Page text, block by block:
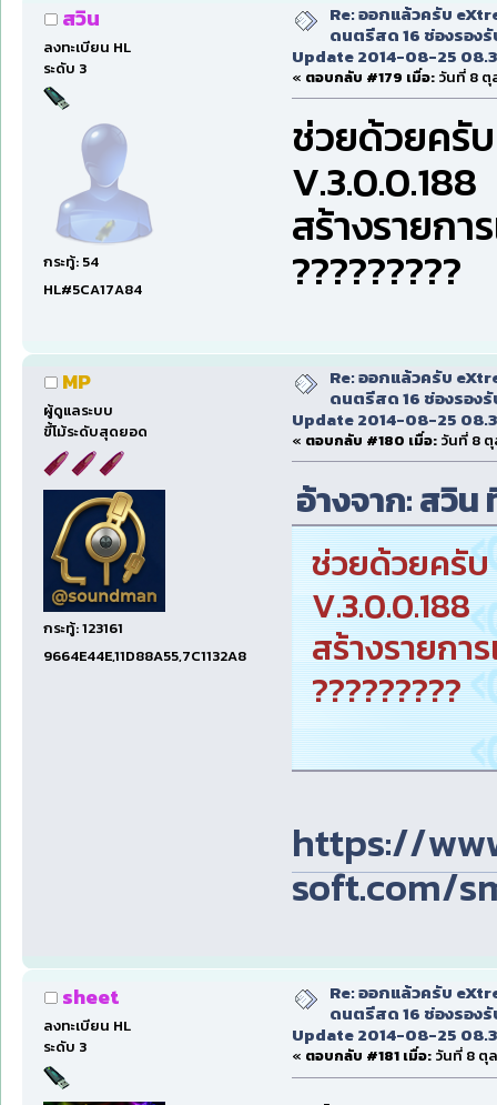
สวิน
ลงทะเบียน HL
ระดับ 3
กระทู้: 54
HL#5CA17A84
Re: ออกแล้วครับ
ดนตรีสด 16 ช่องรอง
Update 2014-08-25
« ตอบกลับ #179 เมื่อ: วันที่ 8 ตุ
ช่วยด้วยครั
V.3.0.0.188
สร้างรายก
?????????
MP
ผู้ดูแลระบบ
ขี้โม้ระดับสุดยอด
กระทู้: 123161
9664E44E,11D88A55,7C1132A8
Re: ออกแล้วครับ
ดนตรีสด 16 ช่องรอง
Update 2014-08-25
« ตอบกลับ #180 เมื่อ: วันที่ 8 ตุ
อ้างจาก: สวิน
ช่วยด้วยครับ
V.3.0.0.188
สร้างรายกา
?????????
https://
soft.com/
sheet
ลงทะเบียน HL
ระดับ 3
Re: ออกแล้วครับ
ดนตรีสด 16 ช่องรอง
Update 2014-08-25
« ตอบกลับ #181 เมื่อ: วันที่ 8 ตุ